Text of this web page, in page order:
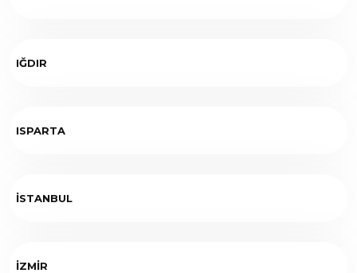
IĞDIR
ISPARTA
İSTANBUL
İZMİR